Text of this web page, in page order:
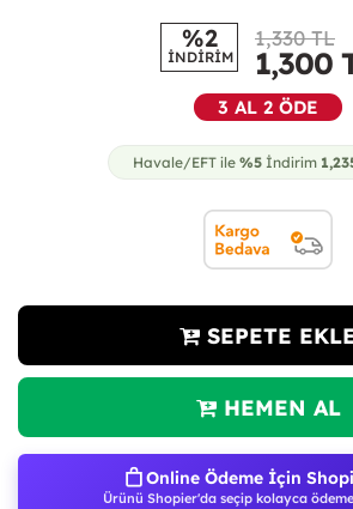
%2
İNDİRİM
1,330 TL
1,300
3 AL 2 ÖDE
Havale/EFT ile %5 İndirim
SEPETE
HEMEN AL
Online Ödeme İçin
Ürünü Shopier'da seçip kolayca